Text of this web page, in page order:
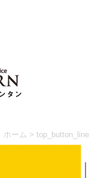
ホーム > top_button_line